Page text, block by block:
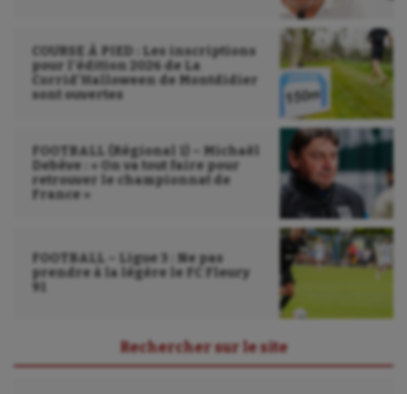
COURSE À PIED : Les inscriptions
pour l’édition 2026 de La
Corrid’Halloween de Montdidier
sont ouvertes
FOOTBALL (Régional 1) – Michaël
Debève : « On va tout faire pour
retrouver le championnat de
France »
FOOTBALL – Ligue 3 : Ne pas
prendre à la légère le FC Fleury
91
Rechercher sur le site